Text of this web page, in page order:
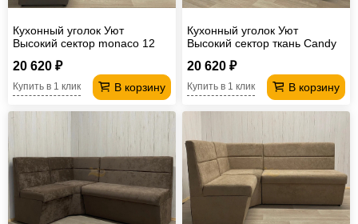
Кухонный уголок Уют
Высокий сектор monaco 12
20 620 ₽
В корзину
Купить в 1 клик
Кухонный уголок Уют
Высокий сектор ткань Candy
20 620 ₽
В корзину
Купить в 1 клик